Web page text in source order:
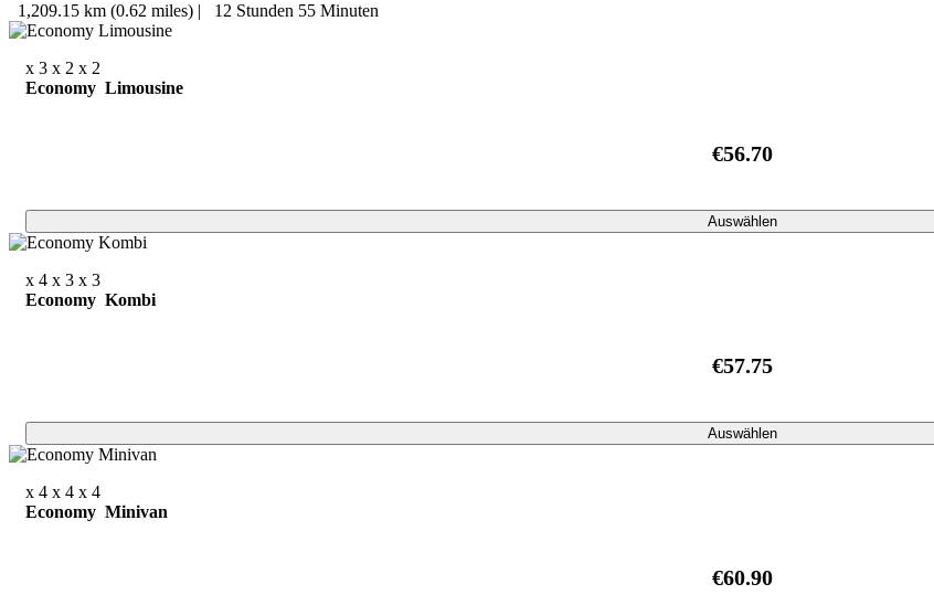
1,209.15 km (0.62 miles) | 12 Stunden 55 Minuten
x 3 x 2 x 2
Economy Limousine
€56.70
Auswählen
x 4 x 3 x 3
Economy Kombi
€57.75
Auswählen
x 4 x 4 x 4
Economy Minivan
€60.90